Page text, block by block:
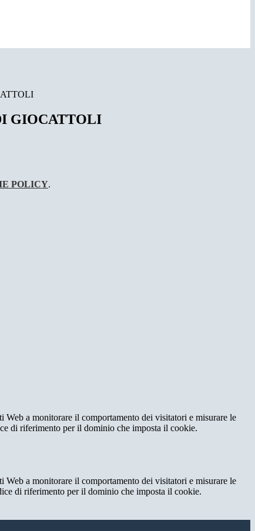
GIOCATTOLI
POLICY.
a monitorare il comportamento dei visitatori e misurare le
di riferimento per il dominio che imposta il cookie.
a monitorare il comportamento dei visitatori e misurare le
di riferimento per il dominio che imposta il cookie.